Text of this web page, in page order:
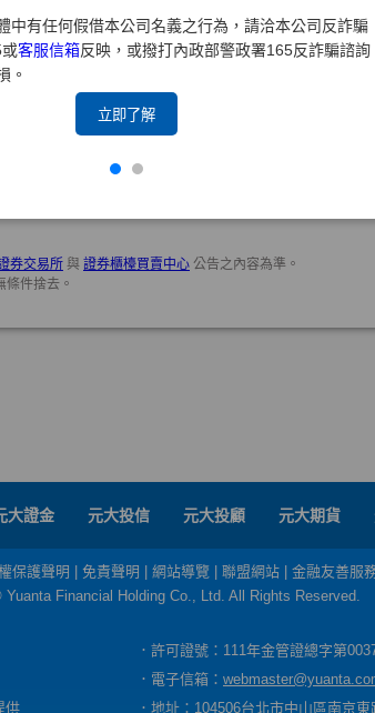
中有任何假借本公司名義之行為，請洽本公司反詐騙
客服信箱反映，或撥打內政部警政署165反詐騙諮詢
。
立即了解
大證金 元大投信 元大投顧 元大期貨
保護聲明 免責聲明 網站導覽 聯盟網站
金融友善服
Financial Holding Co., Ltd. All Rights Reserved.
．許可證號：111年金管證總字第
．電子信箱：
供
．地址：104506台北市中山區南京